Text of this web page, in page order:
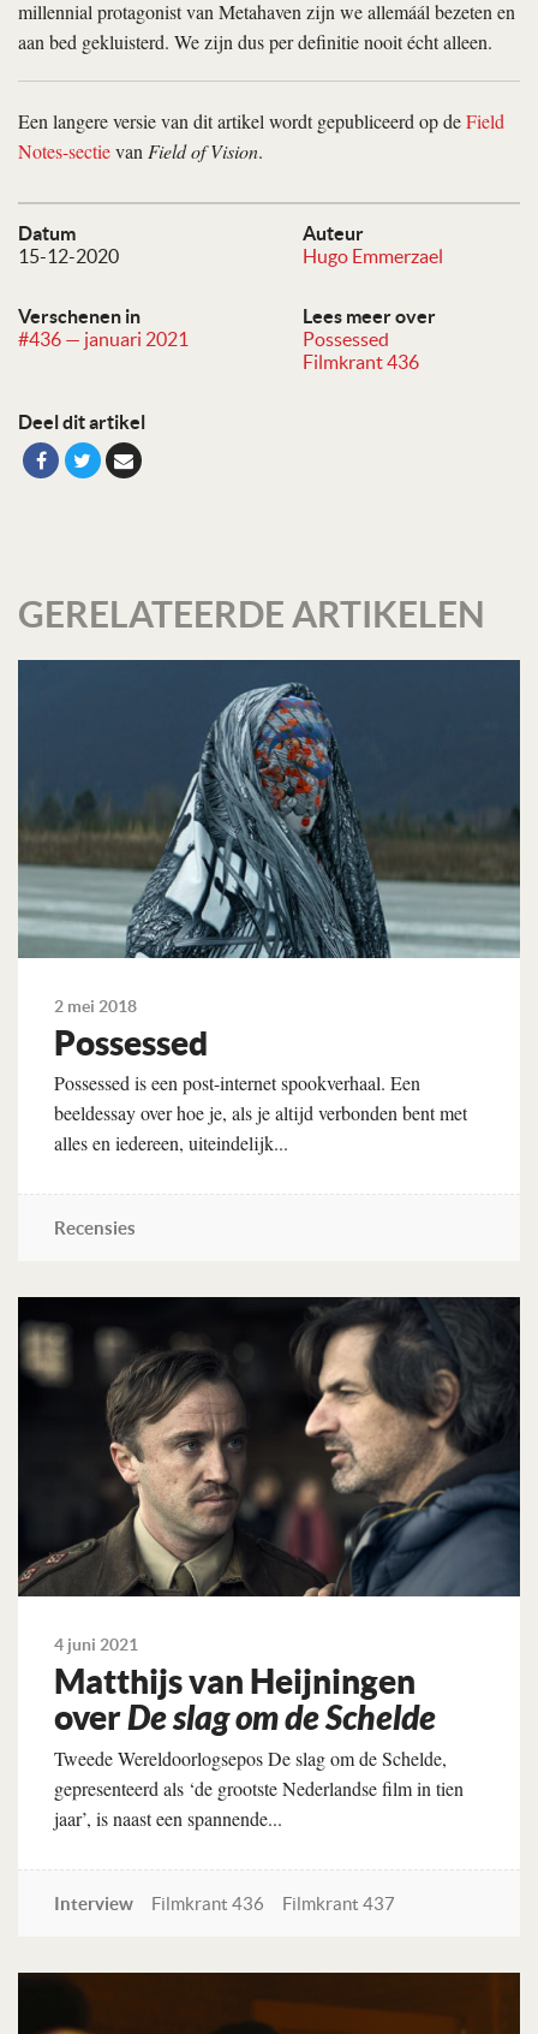
Datum
15-12-2020
Auteur
Hugo Emmerzael
Verschenen in
#436 — januari 2021
Lees meer over
Possessed
Filmkrant 436
Deel dit artikel
millennial protagonist van Metahaven zijn we allemáál bezeten en
aan bed gekluisterd. We zijn dus per definitie nooit écht alleen.
Een langere versie van dit artikel wordt gepubliceerd op deField
Notes-sectievan Field of Vision.
GERELATEERDE ARTIKELEN
2 mei 2018
Possessed
Possessed is een post-internet spookverhaal. Een
beeldessay over hoe je, als je altijd verbonden bent met
alles en iedereen, uiteindelijk...
Recensies
Lees verder
4 juni 2021
Matthijs van Heijningen
overDe slag om de Schelde
Tweede Wereldoorlogsepos De slag om de Schelde,
gepresenteerd als ‘de grootste Nederlandse film in tien
jaar’, is naast een spannende...
Interview Filmkrant 436 Filmkrant 437
Lees verder